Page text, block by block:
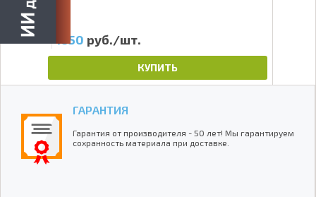
1650 руб./шт.
КУПИТЬ
ГАРАНТИЯ
Гарантия от производителя - 50 лет! Мы гарантируем
сохранность материала при доставке.